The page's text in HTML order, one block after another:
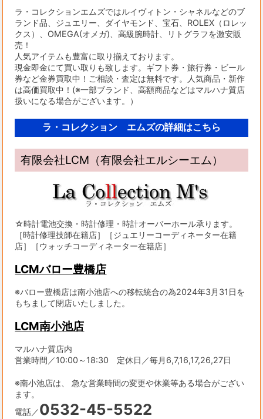
ラ・コレクションエムズではルイヴィトン・シャネルなどのブ
ランド品、ジュエリー、ダイヤモンド、宝石、ROLEX（ロレッ
クス）、OMEGA(オメガ)、高級腕時計、リトグラフを激安販
売！
人気アイテムも豊富に取り揃えております。
現金即金にて買い取りも致します。ギフト券・旅行券・ビール
券など金券買取中！ご相談・査定は無料です。人気商品・新作
は高価買取中！(※一部ブランド、高額商品などはマルハナ質店
扱いになる場合がございます。）
ラ・コレクション エムズの詳細はこちら
有限会社LCM（有限会社エルシーエム）
☆時計電池交換・時計修理・時計オーバーホール承ります。
［時計修理技師在籍店］［ジュエリーコーディネーター在籍
店］［ウォッチコーディネーター在籍店］
LCMバロー豊橋店
※バロー豊橋店は南小池店への移転統合の為2024年3月31日を
もちまして閉店いたしました。
LCM南小池店
マルハナ質店内
営業時間／10:00～18:30 定休日／毎月6,7,16,17,26,27日
※南小池店は、 急な営業時間の変更や休業等ある場合がござい
ます。
電話／0532-45-5522